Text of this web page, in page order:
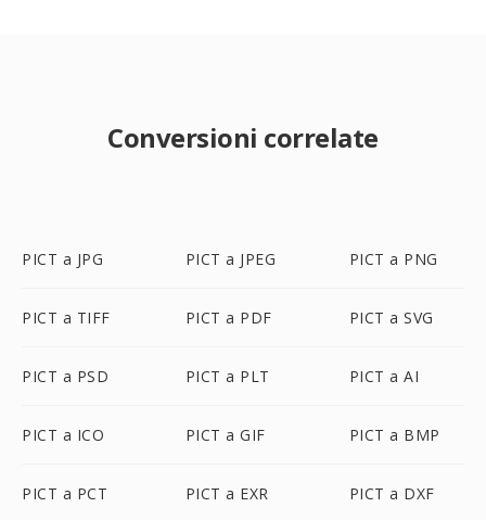
Conversioni correlate
PICT a JPG PICT a JPEG PICT a PNG
PICT a TIFF PICT a PDF PICT a SVG
PICT a PSD PICT a PLT PICT a AI
PICT a ICO PICT a GIF PICT a BMP
PICT a PCT PICT a EXR PICT a DXF